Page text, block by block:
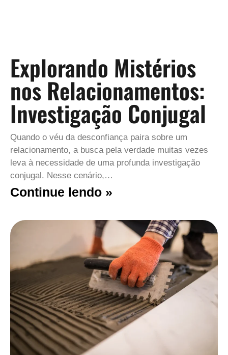
Explorando Mistérios
nos Relacionamentos:
Investigação Conjugal
Quando o véu da desconfiança paira sobre um
relacionamento, a busca pela verdade muitas vezes
leva à necessidade de uma profunda investigação
conjugal. Nesse cenário,…
Continue lendo »